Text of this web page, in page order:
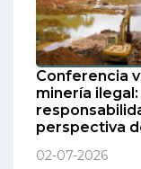
Conferencia
minería
perspectiva
02-07-2026